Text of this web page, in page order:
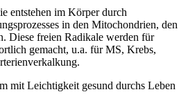
entstehen im Körper durch
in den Mitochondrien, den
Diese freien Radikale werden für
gemacht, u.a. für MS, Krebs,
mit Leichtigkeit gesund durchs Leben